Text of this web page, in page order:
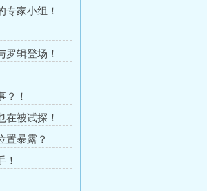
专家小组！
罗辑登场！
？！
在被试探！
置暴露？
！